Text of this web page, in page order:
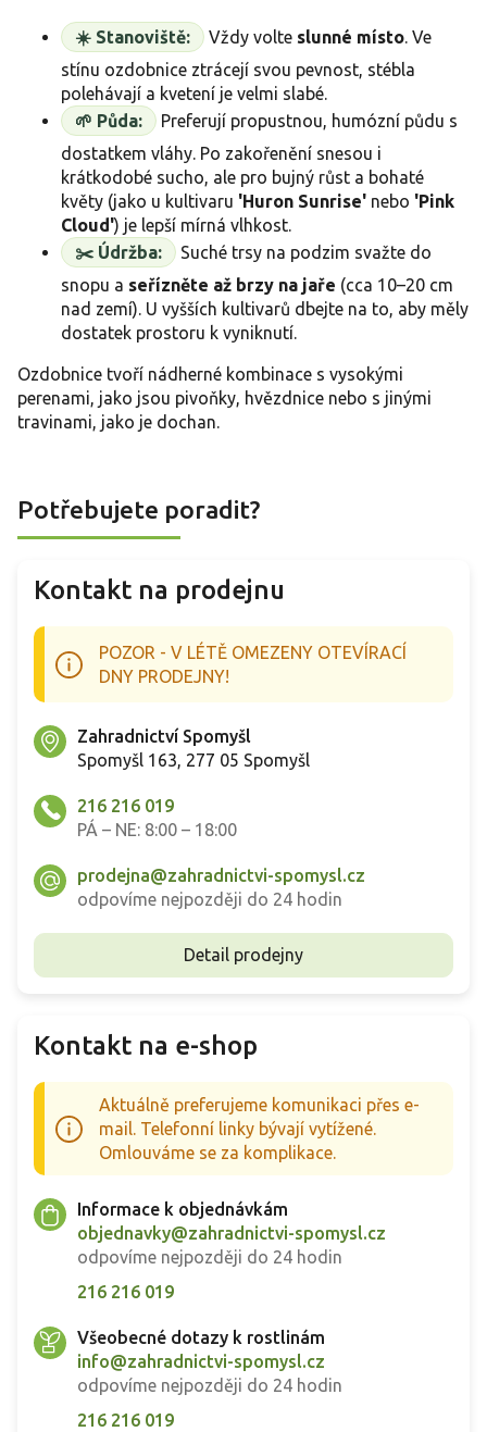
☀️ Stanoviště: Vždy volte slunné místo. Ve
stínu ozdobnice ztrácejí svou pevnost, stébla
polehávají a kvetení je velmi slabé.
🌱 Půda:
Preferují propustnou, humózní půdu s
dostatkem vláhy. Po zakořenění snesou i
krátkodobé sucho, ale pro bujný růst a bohaté
květy (jako u kultivaru 'Huron Sunrise' nebo 'Pink
Cloud') je lepší mírná vlhkost.
✂️ Údržba:
Suché trsy na podzim svažte do
snopu a seřízněte až brzy na jaře (cca 10–20 cm
nad zemí). U vyšších kultivarů dbejte na to, aby měly
dostatek prostoru k vyniknutí.
Ozdobnice tvoří nádherné kombinace s vysokými
perenami, jako jsou pivoňky, hvězdnice nebo s jinými
travinami, jako je dochan.
Potřebujete poradit?
Kontakt na prodejnu
POZOR - V LÉTĚ OMEZENY OTEVÍRACÍ
DNY PRODEJNY!
Zahradnictví Spomyšl
Spomyšl 163, 277 05 Spomyšl
216 216 019
PÁ – NE: 8:00 – 18:00
prodejna@zahradnictvi-spomysl.cz
odpovíme nejpozději do 24 hodin
Detail prodejny
Kontakt na e-shop
Aktuálně preferujeme komunikaci přes e-
mail. Telefonní linky bývají vytížené.
Omlouváme se za komplikace.
Informace k objednávkám
objednavky@zahradnictvi-spomysl.cz
odpovíme nejpozději do 24 hodin
216 216 019
Všeobecné dotazy k rostlinám
info@zahradnictvi-spomysl.cz
odpovíme nejpozději do 24 hodin
216 216 019